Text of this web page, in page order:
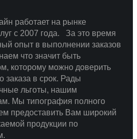
работает на рынке
с 2007 года. За это время
опыт в выполнении заказов
что значит быть
которому можно доверить
заказа в срок. Рады
льготы, нашим
Мы типография полного
предоставить Вам широкий
продукции по